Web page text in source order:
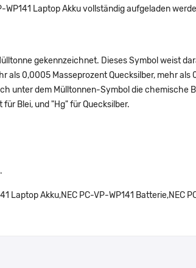
Laptop Akku vollständig aufgeladen
gekennzeichnet. Dieses Symbol weist
als 0,0005 Masseprozent Quecksilber, mehr als
unter dem Mülltonnen-Symbol die chemische
Blei, und "Hg" für Quecksilber.
Laptop Akku,NEC PC-VP-WP141 Batterie,NEC